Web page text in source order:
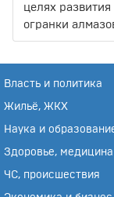
целях
огранки
Власть и политика
Жильё, ЖКХ
Наука и
Здоровье, медицина
ЧС, происшествия